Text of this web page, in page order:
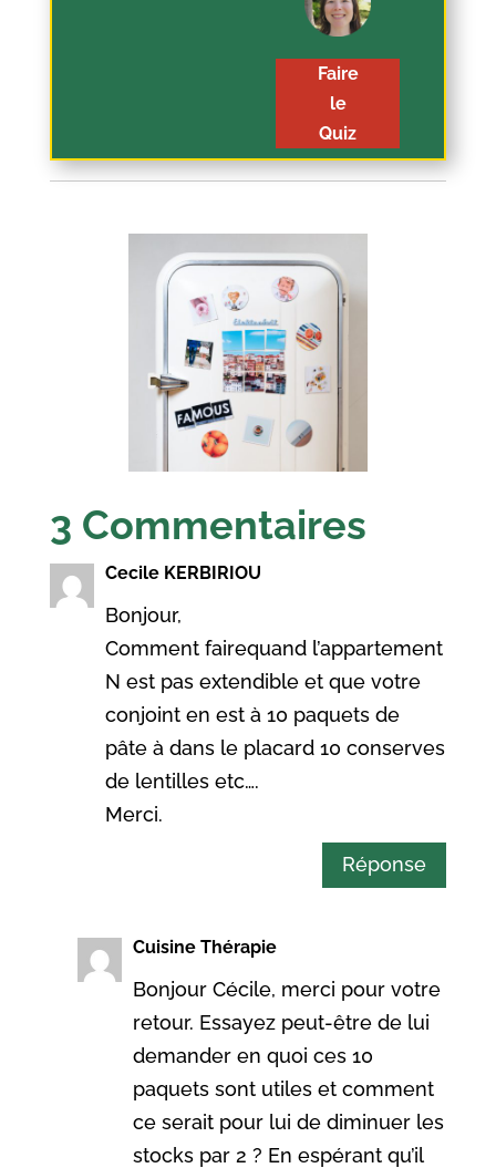
Faire
le
Quiz
3 Commentaires
Cecile KERBIRIOU
Bonjour,
Comment fairequand l’appartement
N est pas extendible et que votre
conjoint en est à 10 paquets de
pâte à dans le placard 10 conserves
de lentilles etc….
Merci.
Réponse
Cuisine Thérapie
Bonjour Cécile, merci pour votre
retour. Essayez peut-être de lui
demander en quoi ces 10
paquets sont utiles et comment
ce serait pour lui de diminuer les
stocks par 2 ? En espérant qu’il